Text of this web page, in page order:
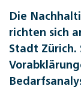
Die
richten sich
Stadt Zürich.